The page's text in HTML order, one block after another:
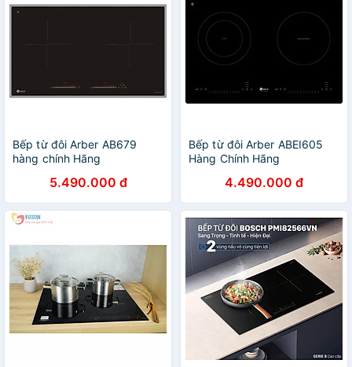
Bếp từ đôi Arber AB679
hàng chính Hãng
5.490.000 đ
Bếp từ đôi Arber ABEI605
Hàng Chính Hãng
4.490.000 đ